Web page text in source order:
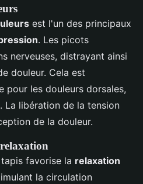
est l'un des principaux
. Les picots
nerveuses, distrayant ainsi
douleur. Cela est
pour les douleurs dorsales,
La libération de la tension
de la douleur.
favorise la relaxation
la circulation